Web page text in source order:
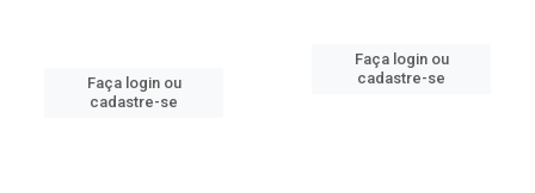
Faça login ou
cadastre-se
Faça login ou
cadastre-se